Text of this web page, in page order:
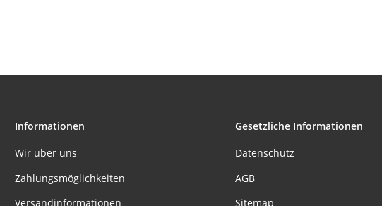
Informationen
Wir über uns
Zahlungsmöglichkeiten
Versandinformationen
Gesetzliche Informationen
Datenschutz
AGB
Sitemap